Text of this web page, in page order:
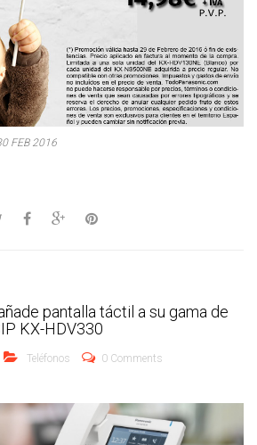
FEB 2016
pantalla táctil a su gama de
KX-HDV330
Teléfonos 0 Comments